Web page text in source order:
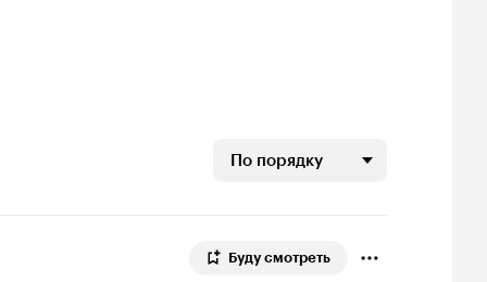
По порядку
Буду смотреть